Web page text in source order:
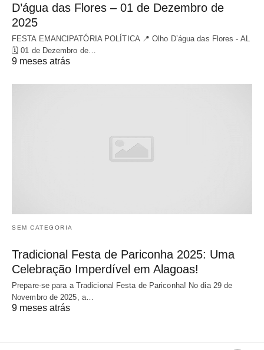
D’água das Flores – 01 de Dezembro de
2025
FESTA EMANCIPATÓRIA POLÍTICA 📍 Olho D’água das Flores - AL
🗓 01 de Dezembro de…
9 meses atrás
SEM CATEGORIA
Tradicional Festa de Pariconha 2025: Uma
Celebração Imperdível em Alagoas!
Prepare-se para a Tradicional Festa de Pariconha! No dia 29 de
Novembro de 2025, a…
9 meses atrás